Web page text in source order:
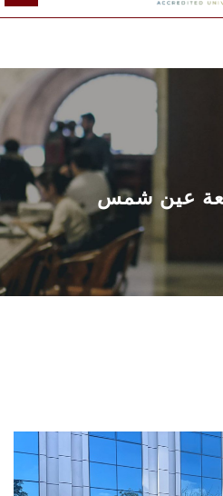
الرئيسيـة
عن الجامعة
القطاعـات
الشئون الأكاديمية
البحث العلمي
الأنظمة الذكية
عين شمس